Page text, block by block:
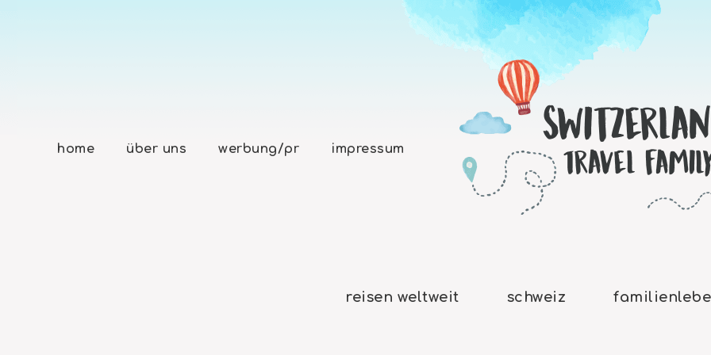
home über uns werbung/pr impressum
reisen weltweit schweiz